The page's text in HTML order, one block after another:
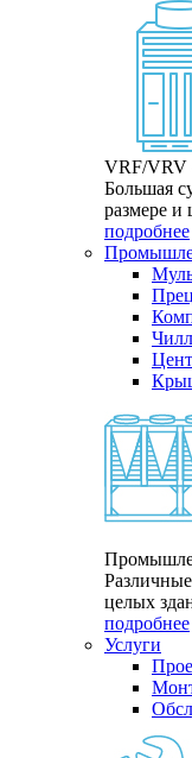
VRF/VRV
Большая
размере и
подробнее
целых
подробнее
Услуги